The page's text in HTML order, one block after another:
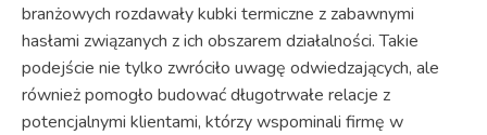
branżowych rozdawały kubki termiczne z zabawnymi
hasłami związanych z ich obszarem działalności. Takie
podejście nie tylko zwróciło uwagę odwiedzających, ale
również pomogło budować długotrwałe relacje z
potencjalnymi klientami, którzy wspominali firmę w